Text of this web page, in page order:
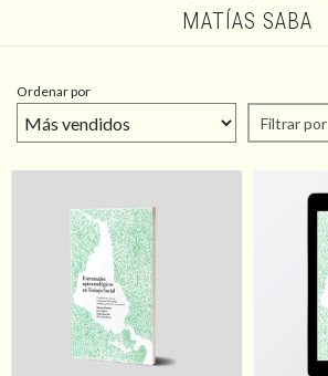
MATÍAS SABA
Ordenar por
Filtrar por